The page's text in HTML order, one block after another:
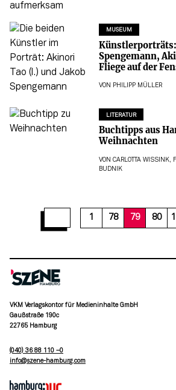
MUSEUM
Künstlerporträts:
Spengemann,
Fliege auf der
VON PHILIPP MÜLLER
LITERATUR
Buchtipps aus
Weihnachten
VON CARLOTTA WISSINK ,
BUDNIK
1 78 79 80
85 8788 90
VKM Verlagskontor für Medieninhalte GmbH
Gaußstraße 190c
22765 Hamburg
(040) 36 88 110 –0
moc.grubmah-enezs@ofni